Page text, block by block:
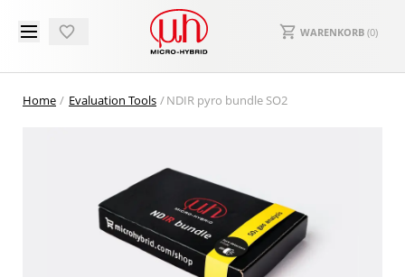
WARENKORB (0)
Home Evaluation Tools NDIR pyro bundle SO2